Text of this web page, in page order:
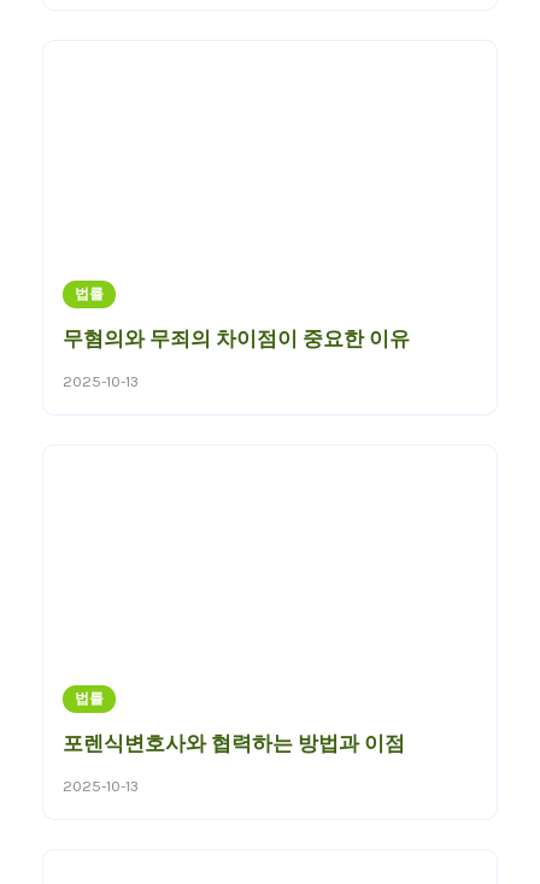
법률
무혐의와 무죄의 차이점이 중요한 이유
2025-10-13
법률
포렌식변호사와 협력하는 방법과 이점
2025-10-13